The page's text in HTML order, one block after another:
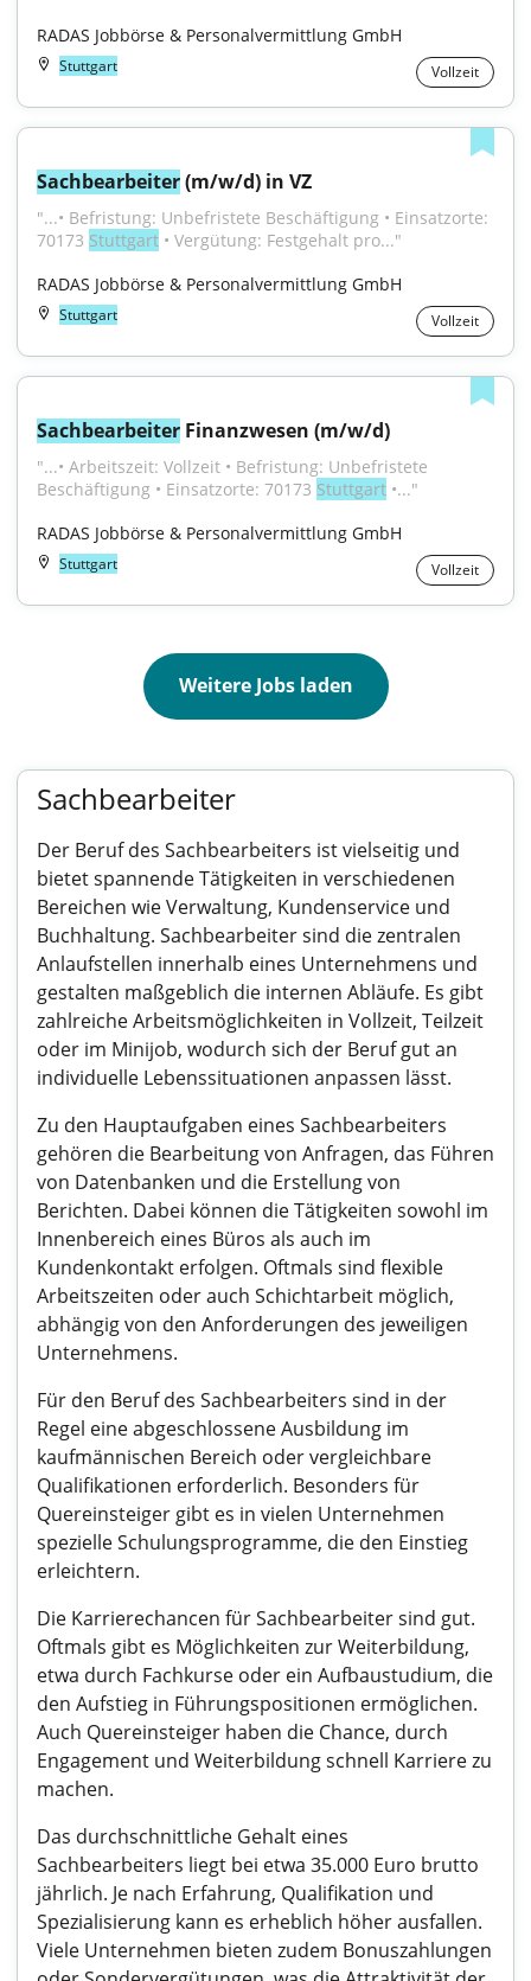
RADAS Jobbörse & Personalvermittlung GmbH
Stuttgart Vollzeit
Sachbearbeiter (m/w/d) in VZ
"...• Befristung: Unbefristete Beschäftigung • Einsatzorte:
70173 Stuttgart • Vergütung: Festgehalt pro..."
RADAS Jobbörse & Personalvermittlung GmbH
Stuttgart Vollzeit
Sachbearbeiter Finanzwesen (m/w/d)
"...• Arbeitszeit: Vollzeit • Befristung: Unbefristete
Beschäftigung • Einsatzorte: 70173 Stuttgart •..."
RADAS Jobbörse & Personalvermittlung GmbH
Stuttgart Vollzeit
Weitere Jobs laden
Sachbearbeiter
Der Beruf des Sachbearbeiters ist vielseitig und
bietet spannende Tätigkeiten in verschiedenen
Bereichen wie Verwaltung, Kundenservice und
Buchhaltung. Sachbearbeiter sind die zentralen
Anlaufstellen innerhalb eines Unternehmens und
gestalten maßgeblich die internen Abläufe. Es gibt
zahlreiche Arbeitsmöglichkeiten in Vollzeit, Teilzeit
oder im Minijob, wodurch sich der Beruf gut an
individuelle Lebenssituationen anpassen lässt.
Zu den Hauptaufgaben eines Sachbearbeiters
gehören die Bearbeitung von Anfragen, das Führen
von Datenbanken und die Erstellung von
Berichten. Dabei können die Tätigkeiten sowohl im
Innenbereich eines Büros als auch im
Kundenkontakt erfolgen. Oftmals sind flexible
Arbeitszeiten oder auch Schichtarbeit möglich,
abhängig von den Anforderungen des jeweiligen
Unternehmens.
Für den Beruf des Sachbearbeiters sind in der
Regel eine abgeschlossene Ausbildung im
kaufmännischen Bereich oder vergleichbare
Qualifikationen erforderlich. Besonders für
Quereinsteiger gibt es in vielen Unternehmen
spezielle Schulungsprogramme, die den Einstieg
erleichtern.
Die Karrierechancen für Sachbearbeiter sind gut.
Oftmals gibt es Möglichkeiten zur Weiterbildung,
etwa durch Fachkurse oder ein Aufbaustudium, die
den Aufstieg in Führungspositionen ermöglichen.
Auch Quereinsteiger haben die Chance, durch
Engagement und Weiterbildung schnell Karriere zu
machen.
Das durchschnittliche Gehalt eines
Sachbearbeiters liegt bei etwa 35.000 Euro brutto
jährlich. Je nach Erfahrung, Qualifikation und
Spezialisierung kann es erheblich höher ausfallen.
Viele Unternehmen bieten zudem Bonuszahlungen